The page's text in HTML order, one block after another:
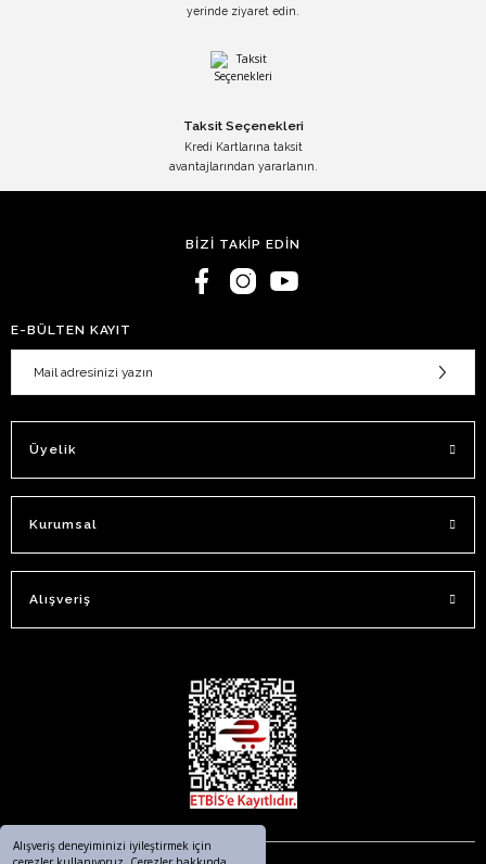
Alışveriş deneyiminizi iyileştirmek için
yerinde ziyaret edin.
Taksit Seçenekleri
Kredi Kartlarına taksit
avantajlarından yararlanın.
BİZİ TAKİP EDİN
E-BÜLTEN KAYIT
Üyelik
Kurumsal
Alışveriş